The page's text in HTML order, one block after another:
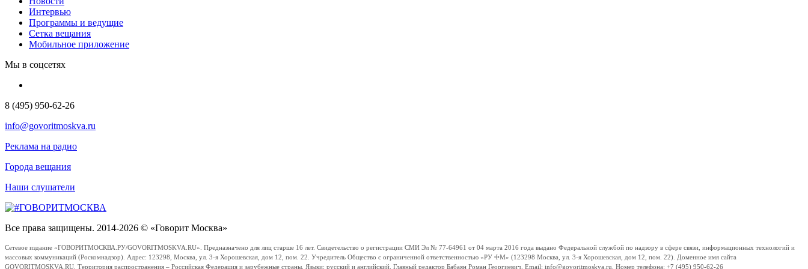
Интервью
Программы и ведущие
Сетка вещания
Мобильное приложение
Мы в соцсетях
8 (495) 950-62-26
info@govoritmoskva.ru
Реклама на радио
Города вещания
Наши слушатели
Все права защищены. 2014-2026 © «Говорит Москва»
Сетевое издание «ГОВОРИТМОСКВА.РУ/GOVORITMOSKVA.RU». Предназначено для лиц старше 16 лет. Свидетельство о регистрации СМИ Эл № 77-64961 от 04 марта 2016 года выдано Федеральной службой по надзору в сфере связи, информационных технологий и
массовых коммуникаций (Роскомнадзор). Адрес: 123298, Москва, ул. 3-я Хорошевская, дом 12, пом. 22. Учредитель Общество с ограниченной ответственностью «РУ ФМ» (123298 Москва, ул. 3-я Хорошевская, дом 12, пом. 22). Доменное имя сайта
GOVORITMOSKVA.RU. Территория распространения – Российская Федерация и зарубежные страны. Языки: русский и английский. Главный редактор Бабаян Роман Георгиевич. Email: info@govoritmoskva.ru. Номер телефона: +7 (495) 950-62-26